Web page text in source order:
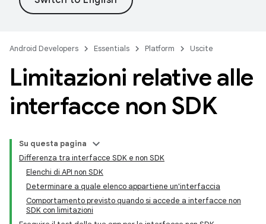
Android Developers Essentials Platform Uscite
Limitazioni relative alle
interfacce non SDK
Su questa pagina
Differenza tra interfacce SDK e non SDK
Elenchi di API non SDK
Determinare a quale elenco appartiene un'interfaccia
Comportamento previsto quando si accede a interfacce non
SDK con limitazioni